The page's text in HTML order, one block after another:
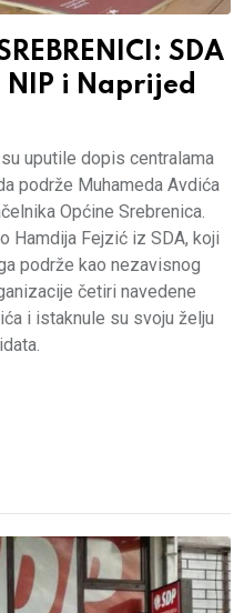
SDA
NIP i Naprijed
uputile dopis centralama
podrže Muhameda Avdića
Općine Srebrenica.
Hamdija Fejzić iz SDA, koji
podrže kao nezavisnog
četiri navedene
i istaknule su svoju želju